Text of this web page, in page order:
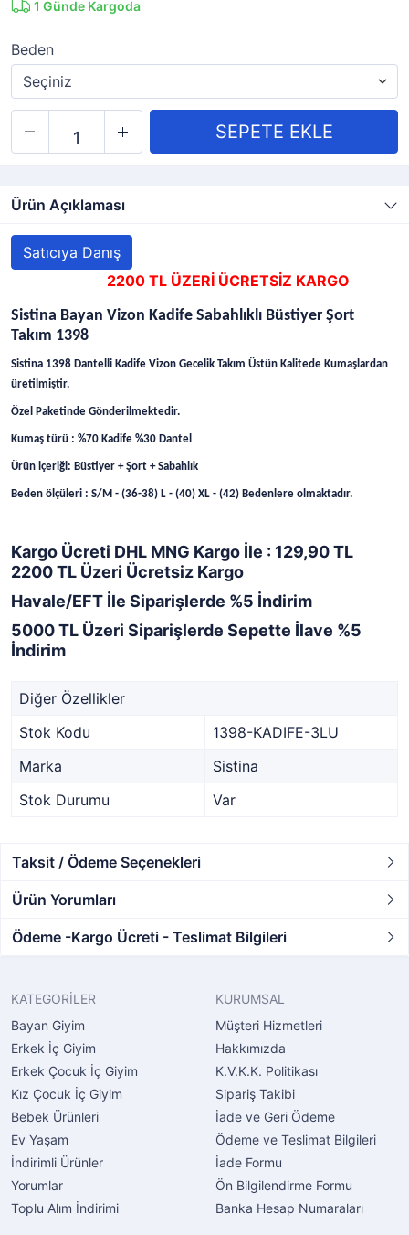
1 Günde Kargoda
Beden
Ürün Açıklaması
Satıcıya Danış
2200 TL ÜZERİ ÜCRETSİZ KARGO
Sistina Bayan Vizon Kadife Sabahlıklı Büstiyer Şort
Takım 1398
Sistina 1398 Dantelli Kadife Vizon Gecelik Takım Üstün Kalitede Kumaşlardan
üretilmiştir.
Özel Paketinde Gönderilmektedir.
Kumaş türü : %70 Kadife %30 Dantel
Ürün içeriği: Büstiyer + Şort + Sabahlık
Beden ölçüleri : S/M - (36-38) L - (40) XL - (42) Bedenlere olmaktadır.
Kargo Ücreti DHL MNG Kargo İle : 129,90 TL
2200 TL Üzeri Ücretsiz Kargo
Havale/EFT İle Siparişlerde %5 İndirim
5000 TL Üzeri Siparişlerde Sepette İlave %5
İndirim
Diğer Özellikler
Stok Kodu
1398-KADIFE-3LU
Marka
Sistina
Stok Durumu
Var
Taksit / Ödeme Seçenekleri
Ürün Yorumları
Ödeme -Kargo Ücreti - Teslimat Bilgileri
KATEGORİLER
Bayan Giyim
Erkek İç Giyim
Erkek Çocuk İç Giyim
Kız Çocuk İç Giyim
Bebek Ürünleri
Ev Yaşam
İndirimli Ürünler
Yorumlar
Toplu Alım İndirimi
KURUMSAL
Müşteri Hizmetleri
Hakkımızda
K.V.K.K. Politikası
Sipariş Takibi
İade ve Geri Ödeme
Ödeme ve Teslimat Bilgileri
İade Formu
Ön Bilgilendirme Formu
Banka Hesap Numaraları